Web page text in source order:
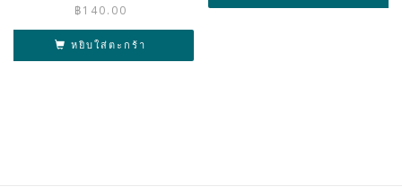
฿140.00
หยิบใส่ตะกร้า
through